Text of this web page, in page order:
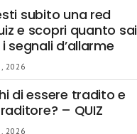
subito una red
e scopri quanto sai
segnali d’allarme
2026
di essere tradito e
– QUIZ
2026